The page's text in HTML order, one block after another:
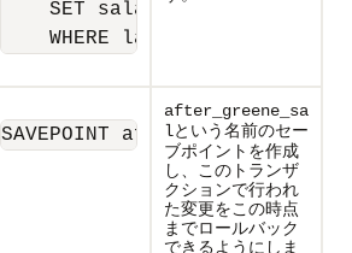
    SET salary = 12000
WHERE last_name =
SAVEPOINT after_greene_sal;
after_greene_sa
lという名前のセー
ブポイントを作成
し、このトランザ
クションで行われ
た変更をこの時点
までロールバック
できるようにしま